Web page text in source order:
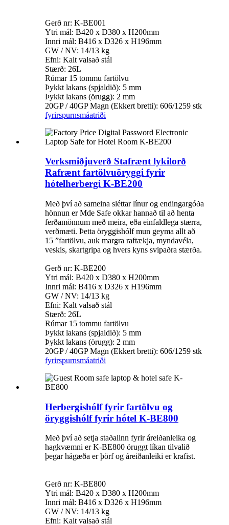
Gerð nr: K-BE001
Ytri mál: B420 x D380 x H200mm
Innri mál: B416 x D326 x H196mm
GW / NV: 14/13 kg
Efni: Kalt valsað stál
Stærð: 26L
Rúmar 15 tommu fartölvu
Þykkt lakans (spjaldið): 5 mm
Þykkt lakans (örugg): 2 mm
20GP / 40GP Magn (Ekkert bretti): 606/1259 stk
fyrirspurnsmáatriði
Verksmiðjuverð Stafrænt lykilorð
Rafrænt fartölvuöryggi fyrir
hótelherbergi K-BE200
Með því að sameina sléttar línur og endingargóða
hönnun er Mde Safe okkar hannað til að henta
ferðamönnum með meira, eða einfaldlega stærra,
verðmæti. Þetta öryggishólf mun geyma allt að
15 ”fartölvu, auk margra raftækja, myndavéla,
veskis, skartgripa og hvers kyns svipaðra stærða.
Gerð nr: K-BE200
Ytri mál: B420 x D380 x H200mm
Innri mál: B416 x D326 x H196mm
GW / NV: 14/13 kg
Efni: Kalt valsað stál
Stærð: 26L
Rúmar 15 tommu fartölvu
Þykkt lakans (spjaldið): 5 mm
Þykkt lakans (örugg): 2 mm
20GP / 40GP Magn (Ekkert bretti): 606/1259 stk
fyrirspurnsmáatriði
Herbergishólf fyrir fartölvu og
öryggishólf fyrir hótel K-BE800
Með því að setja staðalinn fyrir áreiðanleika og
hagkvæmni er K-BE800 öruggt líkan tilvalið
þegar hágæða er þörf og áreiðanleiki er krafist.
Gerð nr: K-BE800
Ytri mál: B420 x D380 x H200mm
Innri mál: B416 x D326 x H196mm
GW / NV: 14/13 kg
Efni: Kalt valsað stál